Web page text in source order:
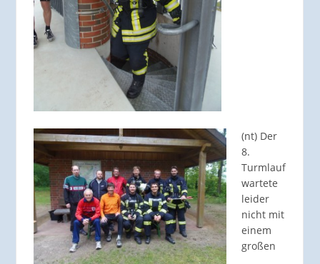
(nt) Der
8.
Turmlauf
wartete
leider
nicht mit
einem
großen